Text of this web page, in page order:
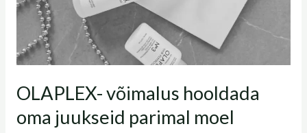
OLAPLEX- võimalus hooldada
oma juukseid parimal moel